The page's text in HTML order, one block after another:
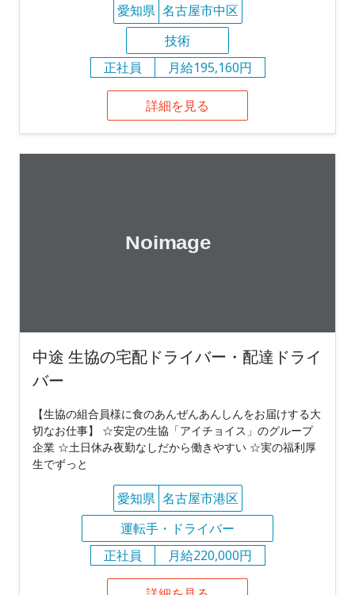
愛知県 名古屋市中区
技術
正社員
月給195,160円
詳細を見る
中途 生協の宅配ドライバー・配達ドライ
バー
【生協の組合員様に食のあんぜんあんしんをお届けする大
切なお仕事】 ☆安定の生協「アイチョイス」のグループ
企業 ☆土日休み夜勤なしだから働きやすい ☆実の福利厚
生でずっと
愛知県 名古屋市港区
運転手・ドライバー
正社員
月給220,000円